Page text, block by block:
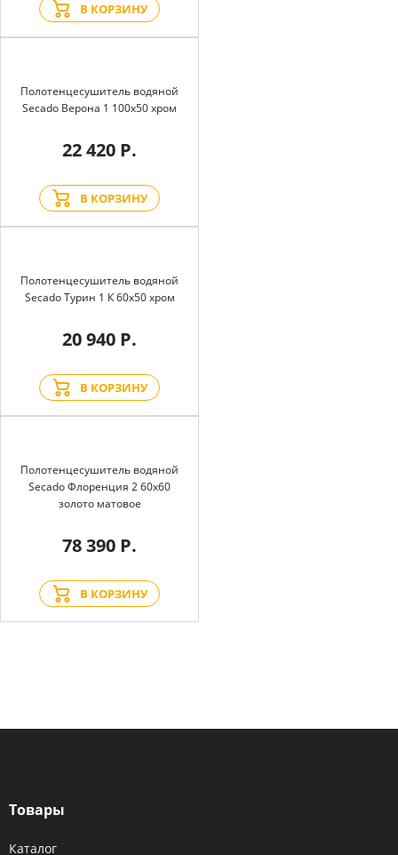
В КОРЗИНУ
Полотенцесушитель водяной
Secado Верона 1 100x50 хром
22 420 Р.
В КОРЗИНУ
Полотенцесушитель водяной
Secado Турин 1 К 60x50 хром
20 940 Р.
В КОРЗИНУ
Полотенцесушитель водяной
Secado Флоренция 2 60x60
золото матовое
78 390 Р.
В КОРЗИНУ
Товары
Каталог